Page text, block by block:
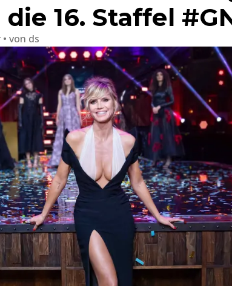
16. Staffel
von ds